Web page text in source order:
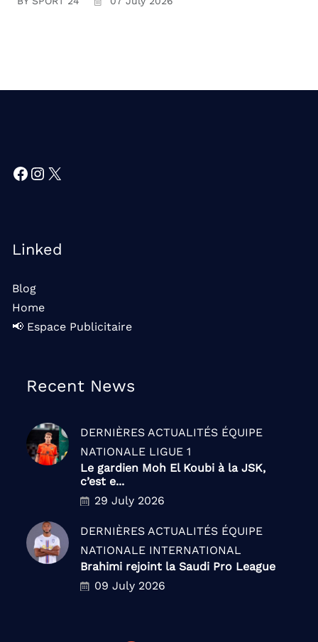
Facebook
Instagram
X
Linked
Blog
Home
📢 Espace Publicitaire
Recent News
DERNIÈRES ACTUALITÉS ÉQUIPE
NATIONALE LIGUE 1
Le gardien Moh El Koubi à la JSK,
c’est e...
29 July 2026
DERNIÈRES ACTUALITÉS ÉQUIPE
NATIONALE INTERNATIONAL
Brahimi rejoint la Saudi Pro League
09 July 2026